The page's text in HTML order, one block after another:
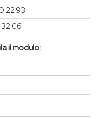
22 93
32 06
il modulo: